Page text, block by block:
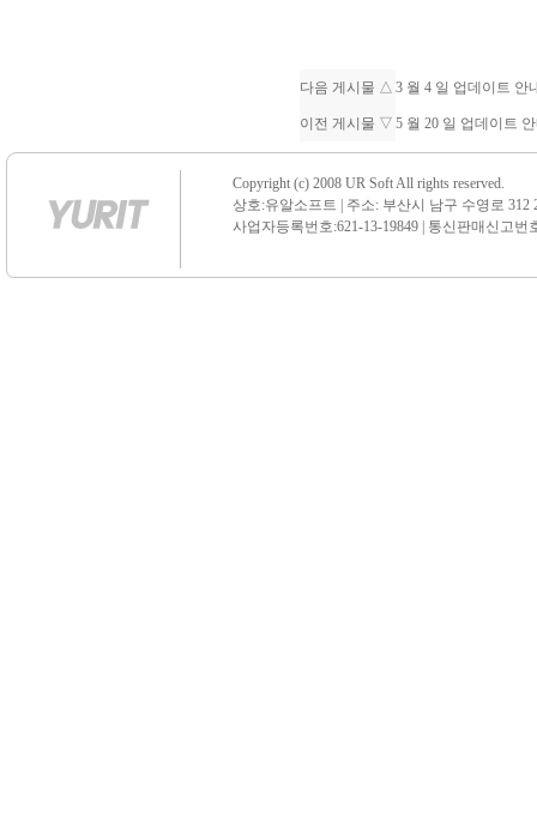
다음 게시물 △ 3 월 4 일 업데이트 안
이전 게시물 ▽ 5 월 20 일 업데이트
Copyright (c) 2008 UR Soft All rights reserved.
상호:유알소프트 | 주소: 부산시 남구 수영로 312
사업자등록번호:621-13-19849 | 통신판매신고번